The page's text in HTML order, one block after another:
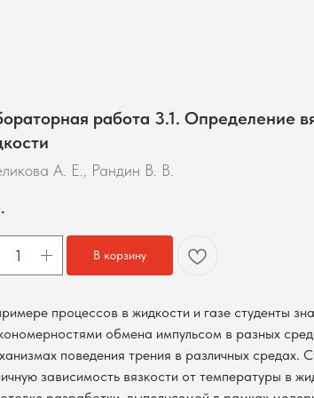
работа 3.1. Определение
А. Е., Рандин В. В.
В корзину
процессов в жидкости и газе студенты
обмена импульсом в разных
поведения трения в различных средах.
зависимость вязкости от температуры в